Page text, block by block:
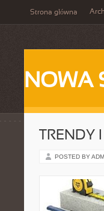
Strona główna
NOWA
TRENDY
POSTED BY